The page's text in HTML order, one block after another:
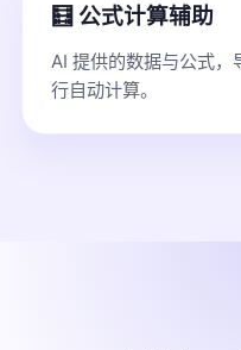
🧮 公式计算辅助
AI 提供的数据与公式
行自动计算。